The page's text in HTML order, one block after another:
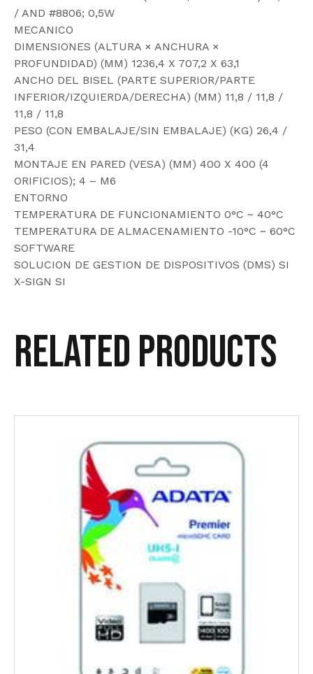
/ AND #8806; 0,5W
MECANICO
DIMENSIONES (ALTURA × ANCHURA ×
PROFUNDIDAD) (MM) 1236,4 X 707,2 X 63,1
ANCHO DEL BISEL (PARTE SUPERIOR/PARTE
INFERIOR/IZQUIERDA/DERECHA) (MM) 11,8 / 11,8 /
11,8 / 11,8
PESO (CON EMBALAJE/SIN EMBALAJE) (KG) 26,4 /
31,4
MONTAJE EN PARED (VESA) (MM) 400 X 400 (4
ORIFICIOS); 4 – M6
ENTORNO
TEMPERATURA DE FUNCIONAMIENTO 0°C ~ 40°C
TEMPERATURA DE ALMACENAMIENTO -10°C ~ 60°C
SOFTWARE
SOLUCION DE GESTION DE DISPOSITIVOS (DMS) SI
X-SIGN SI
Related products